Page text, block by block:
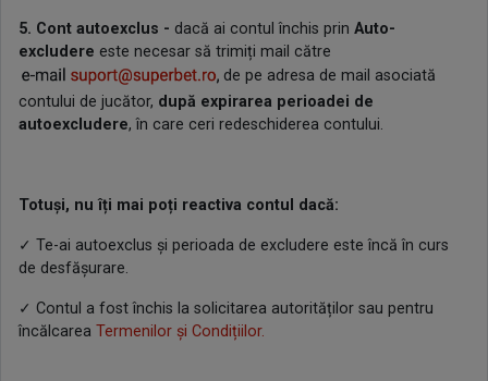
5. Cont autoexclus - dacă ai contul închis prin Auto-
excludere este necesar să trimiți mail către
de pe adresa de mail asociată
contului de jucător, după expirarea perioadei de
autoexcludere, în care ceri redeschiderea contului.
Totuși, nu îți mai poți reactiva contul dacă:
✓ Te-ai autoexclus și perioada de excludere este încă în curs
de desfășurare.
✓ Contul a fost închis la solicitarea autorităților sau pentru
încălcarea Termenilor și Condițiilor.